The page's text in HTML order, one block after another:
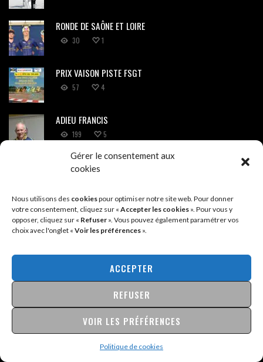
Gérer le consentement aux
cookies
Nous utilisons des cookiespour optimiser notre site web. Pour donner
votre consentement, cliquez sur « Accepter les cookies ». Pour vous y
opposer, cliquez sur « Refuser ». Vous pouvez également paramétrer vos
choix avec l'onglet « Voir les préférences ».
ACCEPTER
REFUSER
VOIR LES PRÉFÉRENCES
Politique de cookies
RONDE DE SAÔNE ET LOIRE
30 1
PRIX VAISON PISTE FSGT
57 4
ADIEU FRANCIS
199 5
COMMENTAIRES RÉCENTS
Evelinedans Manon première à Chatenoy en Bresse
SébastiendansHélène et Frédéric champions régionaux
Marius Bailly
Jean Marc Gautheron
Photos de l’Assemblée Générale du Club